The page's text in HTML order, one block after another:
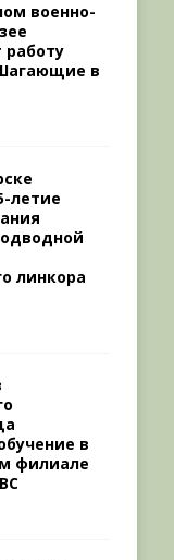
военно-
в
летие
линкора
в
филиале